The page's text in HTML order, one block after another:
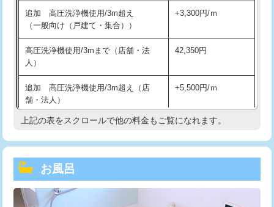
追加 高圧洗浄機使用/3m超え
（一般向け（戸建て・集合））
+3,300円/ｍ
高圧洗浄機使用/3mまで（店舗・法
人）
42,350円
追加 高圧洗浄機使用/3m超え（店
舗・法人）
+5,500円/ｍ
高度高圧洗浄換 現地調査
トーラー機使用/3mまで
追加トーラー機使用/3m超え
上記の表をスクロールで他の料金もご覧になれます。
お風呂